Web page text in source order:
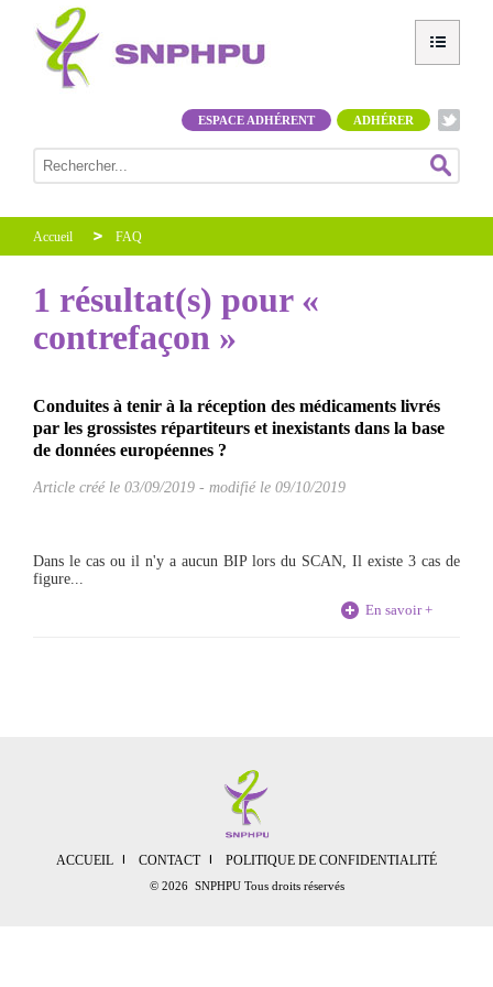
ADHÉRER
ESPACE ADHÉRENT
Accueil FAQ
1 résultat(s) pour «
contrefaçon »
Conduites à tenir à la réception des médicaments livrés
par les grossistes répartiteurs et inexistants dans la base
de données européennes ?
Article créé le 03/09/2019 - modifié le 09/10/2019
Dans le cas ou il n'y a aucun BIP lors du SCAN, Il existe 3 cas de
figure...
En savoir +
ACCUEIL CONTACT POLITIQUE DE CONFIDENTIALITÉ
© 2026 SNPHPU Tous droits réservés